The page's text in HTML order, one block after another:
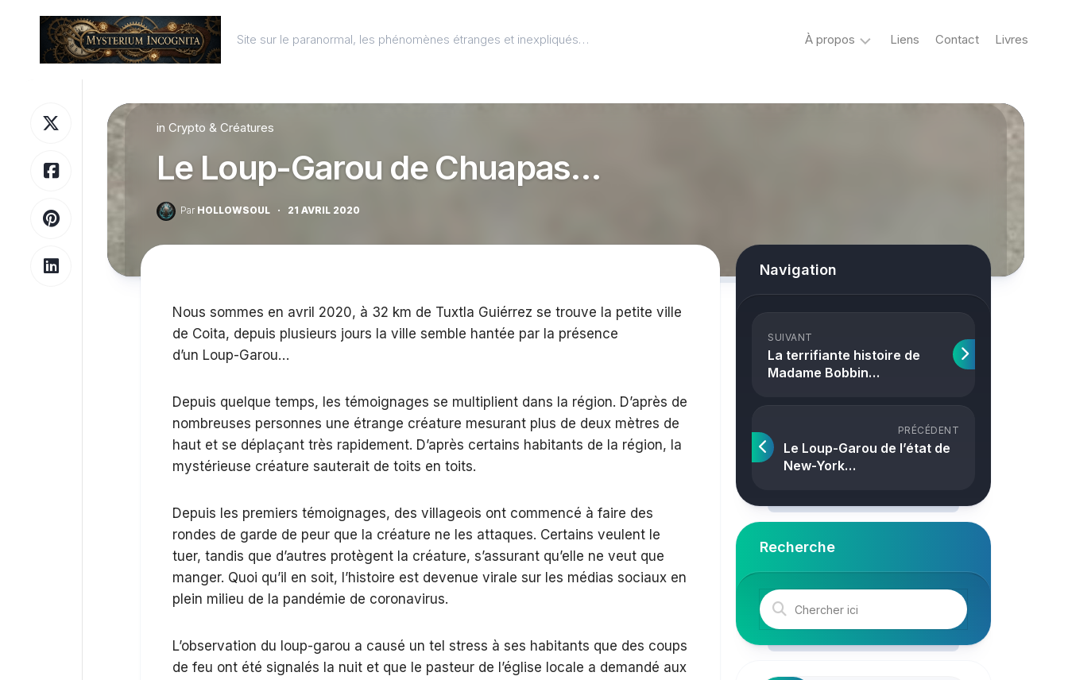
Site sur le paranormal, les phénomènes étranges et inexpliqués… À propos
&
Spiritisme
conspiracy
Horreur
Crime
Liens Contact Livres
in Crypto & Créatures
Le Loup-Garou de Chuapas…
Par HOLLOWSOUL · 21 AVRIL 2020
Nous sommes en avril 2020, à 32 km de Tuxtla Guiérrez se trouve la petite ville
de Coita, depuis plusieurs jours la ville semble hantée par la présence
d’un Loup-Garou…
Depuis quelque temps, les témoignages se multiplient dans la région. D’après de
nombreuses personnes une étrange créature mesurant plus de deux mètres de
haut et se déplaçant très rapidement. D’après certains habitants de la région, la
mystérieuse créature sauterait de toits en toits.
Depuis les premiers témoignages, des villageois ont commencé à faire des
rondes de garde de peur que la créature ne les attaques. Certains veulent le
tuer, tandis que d’autres protègent la créature, s’assurant qu’elle ne veut que
manger. Quoi qu’il en soit, l’histoire est devenue virale sur les médias sociaux en
plein milieu de la pandémie de coronavirus.
L’observation du loup-garou a causé un tel stress à ses habitants que des coups
de feu ont été signalés la nuit et que le pasteur de l’église locale a demandé aux
Navigation
SUIVANT
La terrifiante histoire de
Madame Bobbin…
PRÉCÉDENT
Le Loup-Garou de l’état de
New-York…
Recherche